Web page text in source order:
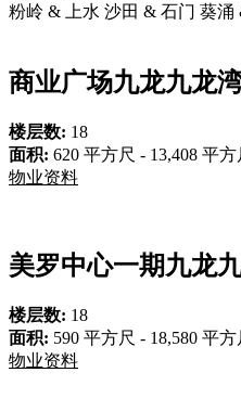
粉岭 & 上水 沙田 & 石门 葵涌
商业广场九龙九龙
楼层数: 18
面积: 620 平方尺 - 13,408 平方
物业资料
美罗中心一期九龙
楼层数: 18
面积: 590 平方尺 - 18,580 平方
物业资料